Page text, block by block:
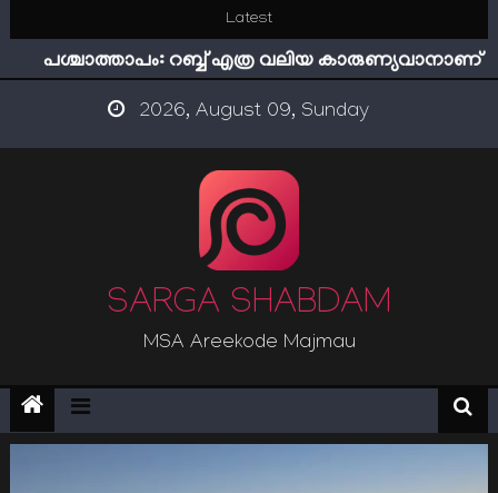
content
Latest
ഇമാം നവവി: അനന്തമായ നാൽപതാണ്ടുകൾ
പശ്ചാത്താപം: റബ്ബ് എത്ര വലിയ കാരുണ്യവാനാണ്
ഇന്ന് നേടിയാൽ ഇരട്ടി നേടാം
സൂക്ഷിക്കുക! കുറ്റകൃത്യങ്ങളാണിന്ന് ട്രെന്‍ഡ്
ഇമാം നവവി: അനന്തമായ നാൽപതാണ്ടുകൾ
2026, August 09, Sunday
SARGA SHABDAM
MSA Areekode Majmau